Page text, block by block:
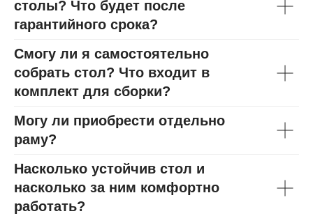
столы? Что будет после
гарантийного срока?
Смогу ли я самостоятельно
собрать стол? Что входит в
комплект для сборки?
Могу ли приобрести отдельно
раму?
Насколько устойчив стол и
насколько за ним комфортно
работать?